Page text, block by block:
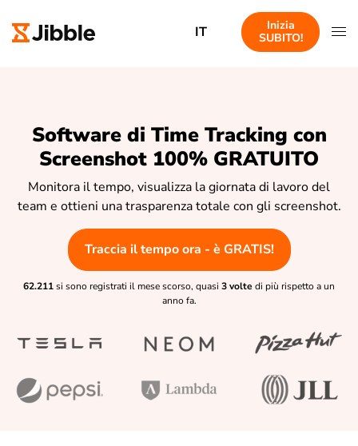
IT
Inizia
SUBITO!
Software di Time Tracking con
Screenshot 100% GRATUITO
Monitora il tempo, visualizza la giornata di lavoro del
team e ottieni una trasparenza totale con gli screenshot.
Traccia il tempo ora - è GRATIS!
62.211si sono registrati il mese scorso, quasi 3 volte di più rispetto a un
anno fa.